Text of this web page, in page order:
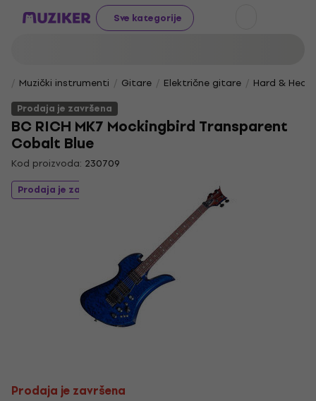
Sve kategorije
Muzički instrumenti Gitare Električne gitare
Hard & Heavy
Prodaja je završena
BC RICH MK7 Mockingbird Transparent
Cobalt Blue
Kod proizvoda: 230709
Prodaja je završena
Prodaja je završena